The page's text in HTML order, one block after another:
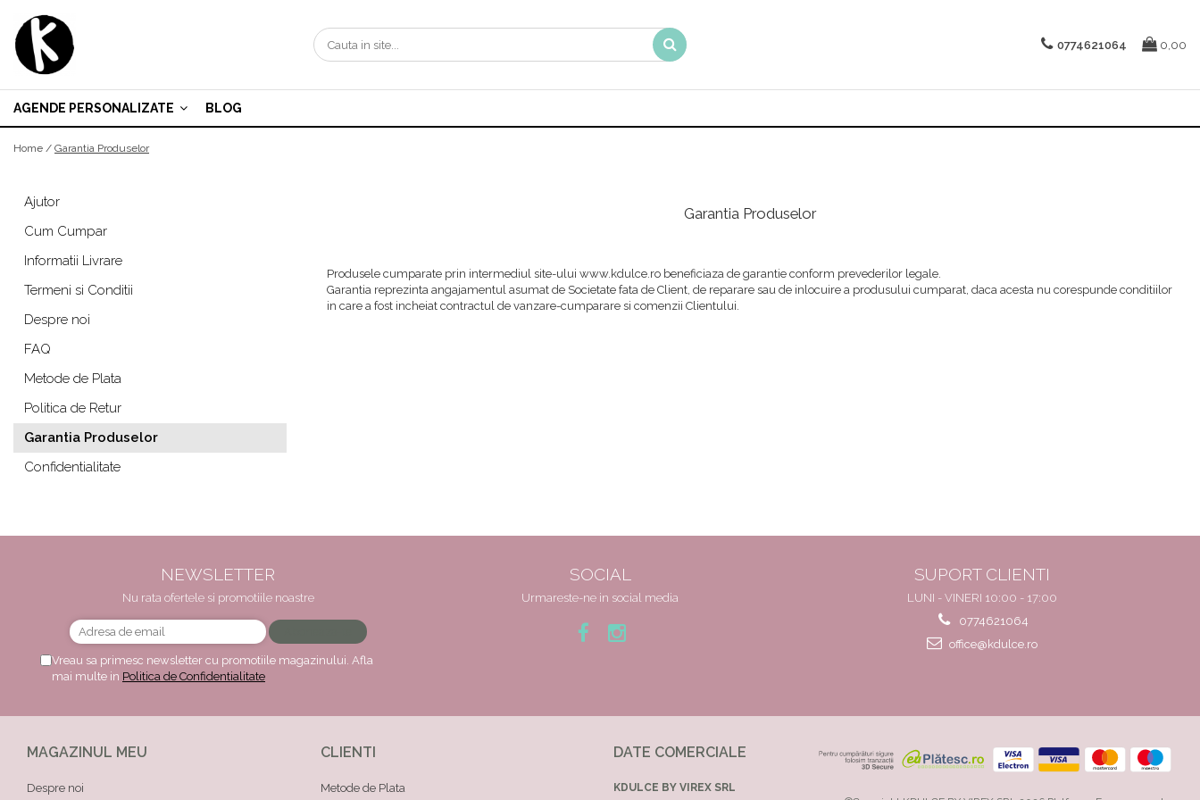
Agende personalizate
Saptamanale
Nedatate
Domeniul Medical
Scoala de soferi | Instructor Auto
Avocat | Jurist | Notar
Domeniul Evenimentelor
0774621064 0,00
AGENDE PERSONALIZATE BLOG
Home / Garantia Produselor
Garantia Produselor
Produsele cumparate prin intermediul site-ului www.kdulce.ro beneficiaza de garantie conform prevederilor legale.
Garantia reprezinta angajamentul asumat de Societate fata de Client, de reparare sau de inlocuire a produsului cumparat, daca acesta nu corespunde conditiilor
in care a fost incheiat contractul de vanzare-cumparare si comenzii Clientului.
Ajutor
Cum Cumpar
Informatii Livrare
Termeni si Conditii
Despre noi
FAQ
Metode de Plata
Politica de Retur
Garantia Produselor
Confidentialitate
NEWSLETTER
Nu rata ofertele si promotiile noastre
Vreau sa primesc newsletter cu promotiile magazinului. Afla
mai multe in Politica de Confidentialitate
SOCIAL
Urmareste-ne in social media
SUPORT CLIENTI
LUNI - VINERI 10:00 - 17:00
0774621064
office@kdulce.ro
MAGAZINUL MEU
Despre noi
CLIENTI
Metode de Plata
DATE COMERCIALE
KDULCE BY VIREX SRL